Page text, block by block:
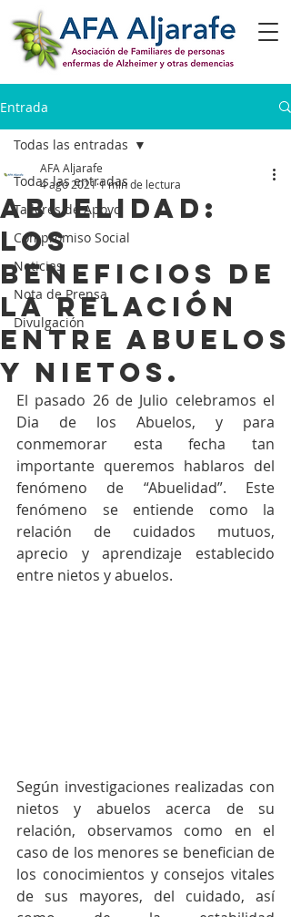
Entrada
Todas las entradas
Talleres de Apoyo
Compromiso Social
Noticias
Nota de Prensa
Divulgación
Todas las entradas
Abuelidad:
los
beneficios de
la relación
entre abuelos
y nietos.
AFA Aljarafe
4 ago 20211 min de lectura
El pasado 26 de Julio celebramos el
Dia de los Abuelos, y para
conmemorar esta fecha tan
importante queremos hablaros del
fenómeno de “Abuelidad”. Este
fenómeno se entiende como la
relación de cuidados mutuos,
aprecio y aprendizaje establecido
entre nietos y abuelos.
Según investigaciones realizadas con
nietos y abuelos acerca de su
relación, observamos como en el
caso de los menores se benefician de
los conocimientos y consejos vitales
de sus mayores, del cuidado, así